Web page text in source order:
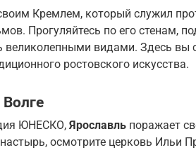
Кремлем, который служил
Прогуляйтесь по его стенам,
великолепными видами. Здесь вы
ростовского искусства.
ЮНЕСКО, Ярославль поражает
осмотрите церковь Ильи